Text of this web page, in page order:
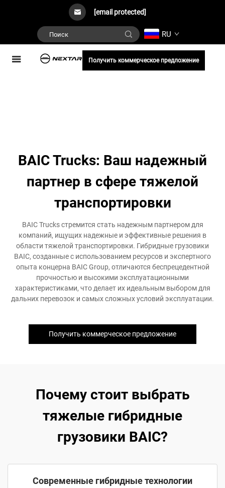
[email protected]
RU
Получить коммерческое предложение
BAIC Trucks: Ваш надежный
партнер в сфере тяжелой
транспортировки
BAIC Trucks стремится стать надежным партнером для
компаний, ищущих надежные и эффективные решения в
области тяжелой транспортировки. Гибридные грузовики
BAIC, созданные с использованием ресурсов и экспертного
опыта концерна BAIC Group, отличаются беспрецедентной
прочностью и высокими эксплуатационными
характеристиками, что делает их идеальным выбором для
дальних перевозок и самых сложных условий эксплуатации.
Получить коммерческое предложение
Почему стоит выбрать
тяжелые гибридные
грузовики BAIC?
Современные гибридные технологии